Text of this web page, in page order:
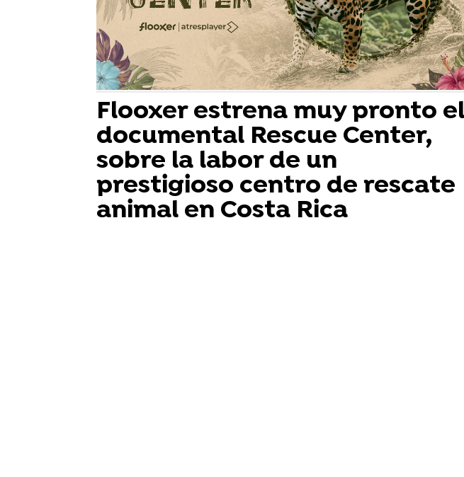
Flooxer estrena muy pronto el
documental Rescue Center,
sobre la labor de un
prestigioso centro de rescate
animal en Costa Rica